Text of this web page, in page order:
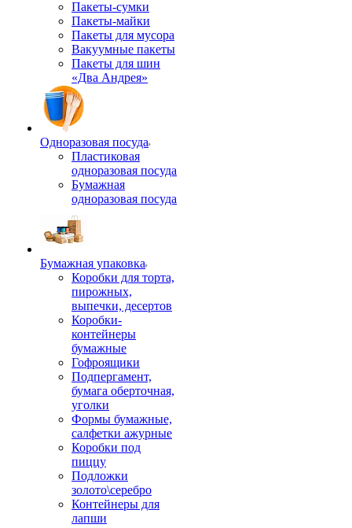
Пакеты-сумки
Пакеты-майки
Пакеты для мусора
Вакуумные пакеты
Пакеты для шин
«Два Андрея»
Одноразовая посуда
Пластиковая
одноразовая посуда
Бумажная
одноразовая посуда
Бумажная упаковка
Коробки для торта,
пирожных,
выпечки, десертов
Коробки-
контейнеры
бумажные
Гофроящики
Подпергамент,
бумага оберточная,
уголки
Формы бумажные,
салфетки ажурные
Коробки под
пиццу
Подложки
золото\серебро
Контейнеры для
лапши